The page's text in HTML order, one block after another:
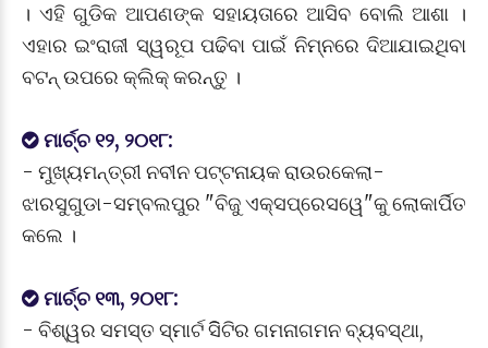
। ଏହି ଗୁଡିକ ଆପଣଙ୍କ ସହାୟତାରେ ଆସିବ ବୋଲି ଆଶା ।
ଏହାର ଇଂରାଜୀ ସ୍ୱରୂପ ପଢିବା ପାଇଁ ନିମ୍ନରେ ଦିଆଯାଇଥିବା
ବଟନ୍ ଉପରେ କ୍ଲିକ୍ କରନ୍ତୁ ।
ମାର୍ଚ୍ଚ ୧୨, ୨୦୧୮:
- ମୁଖ୍ୟମନ୍ତ୍ରୀ ନବୀନ ପଟ୍ଟନାୟକ ରାଉରକେଲା-
ଝାରସୁଗୁଡା-ସମ୍ବଲପୁର "ବିଜୁ ଏକ୍ସପ୍ରେସୱେ"କୁ ଲୋକାର୍ପିତ
କଲେ ।
ମାର୍ଚ୍ଚ ୧୩, ୨୦୧୮:
- ବିଶ୍ୱର ସମସ୍ତ ସ୍ମାର୍ଟ ସିିଟିର ଗମନାଗମନ ବ୍ୟବସ୍ଥା,